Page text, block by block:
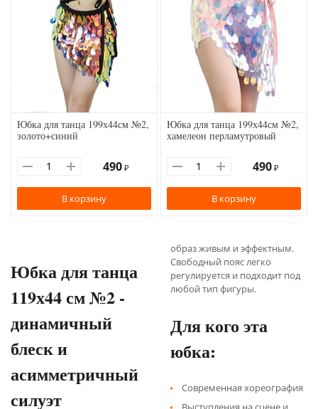
Юбка для танца 199х44см №2,
золото+синий
490 ₽
В корзину
Юбка для танца 199х44см №2,
хамелеон перламутровый
490 ₽
В корзину
Юбка для танца
119х44 см №2 -
динамичный
блеск и
асимметричный
силуэт
образ живым и эффектным.
Свободный пояс легко
регулируется и подходит под
любой тип фигуры.
Для кого эта
юбка:
Современная хореография